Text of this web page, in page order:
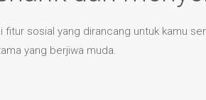
fitur sosial yang dirancang untuk kamu
yang berjiwa muda.